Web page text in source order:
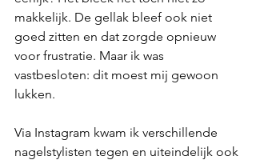
makkelijk. De gellak bleef ook niet
goed zitten en dat zorgde opnieuw
voor frustratie. Maar ik was
vastbesloten: dit moest mij gewoon
lukken.
Via Instagram kwam ik verschillende
nagelstylisten tegen en uiteindelijk ook